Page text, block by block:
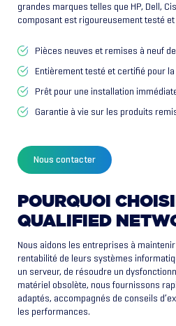
grandes marques telles que HP, Dell,
composant est rigoureusement testé et
Pièces neuves et remises à neuf
Entièrement testé et certifié pour
Prêt pour une installation
Garantie à vie sur les produits
Nous contacter
POURQUOI
QUALIFIED
Nous aidons les entreprises à
rentabilité de leurs systèmes
un serveur, de résoudre un
matériel obsolète, nous fournissons
adaptés, accompagnés de conseils
les performances.